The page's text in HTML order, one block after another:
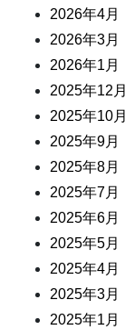
2026年4月
2026年3月
2026年1月
2025年12月
2025年10月
2025年9月
2025年8月
2025年7月
2025年6月
2025年5月
2025年4月
2025年3月
2025年1月